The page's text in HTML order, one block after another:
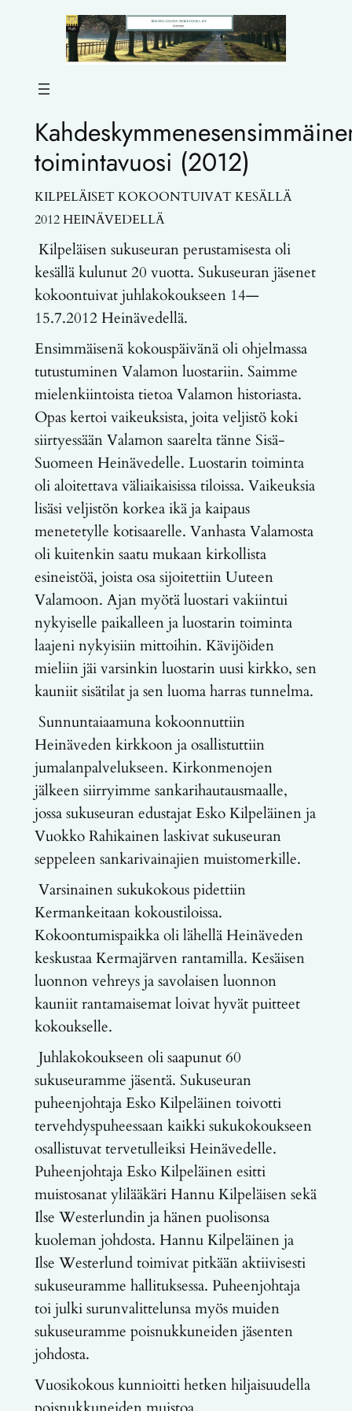
toimintavuosi (2012)
KILPELÄISET KOKOONTUIVAT KESÄLLÄ
2012 HEINÄVEDELLÄ
Kilpeläisen sukuseuran perustamisesta oli
kesällä kulunut 20 vuotta. Sukuseuran jäsenet
kokoontuivat juhlakokoukseen 14—
15.7.2012 Heinävedellä.
Ensimmäisenä kokouspäivänä oli ohjelmassa
tutustuminen Valamon luostariin. Saimme
mielenkiintoista tietoa Valamon historiasta.
Opas kertoi vaikeuksista, joita veljistö koki
siirtyessään Valamon saarelta tänne Sisä-
Suomeen Heinävedelle. Luostarin toiminta
oli aloitettava väliaikaisissa tiloissa. Vaikeuksia
lisäsi veljistön korkea ikä ja kaipaus
menetetylle kotisaarelle. Vanhasta Valamosta
oli kuitenkin saatu mukaan kirkollista
esineistöä, joista osa sijoitettiin Uuteen
Valamoon. Ajan myötä luostari vakiintui
nykyiselle paikalleen ja luostarin toiminta
laajeni nykyisiin mittoihin. Kävijöiden
mieliin jäi varsinkin luostarin uusi kirkko, sen
kauniit sisätilat ja sen luoma harras tunnelma.
Sunnuntaiaamuna kokoonnuttiin
Heinäveden kirkkoon ja osallistuttiin
jumalanpalvelukseen. Kirkonmenojen
jälkeen siirryimme sankarihautausmaalle,
jossa sukuseuran edustajat Esko Kilpeläinen ja
Vuokko Rahikainen laskivat sukuseuran
seppeleen sankarivainajien muistomerkille.
Varsinainen sukukokous pidettiin
Kermankeitaan kokoustiloissa.
Kokoontumispaikka oli lähellä Heinäveden
keskustaa Kermajärven rantamilla. Kesäisen
luonnon vehreys ja savolaisen luonnon
kauniit rantamaisemat loivat hyvät puitteet
kokoukselle.
Juhlakokoukseen oli saapunut 60
sukuseuramme jäsentä. Sukuseuran
puheenjohtaja Esko Kilpeläinen toivotti
tervehdyspuheessaan kaikki sukukokoukseen
osallistuvat tervetulleiksi Heinävedelle.
Puheenjohtaja Esko Kilpeläinen esitti
muistosanat ylilääkäri Hannu Kilpeläisen sekä
Ilse Westerlundin ja hänen puolisonsa
kuoleman johdosta. Hannu Kilpeläinen ja
Ilse Westerlund toimivat pitkään aktiivisesti
sukuseuramme hallituksessa. Puheenjohtaja
toi julki surunvalittelunsa myös muiden
sukuseuramme poisnukkuneiden jäsenten
johdosta.
Vuosikokous kunnioitti hetken hiljaisuudella